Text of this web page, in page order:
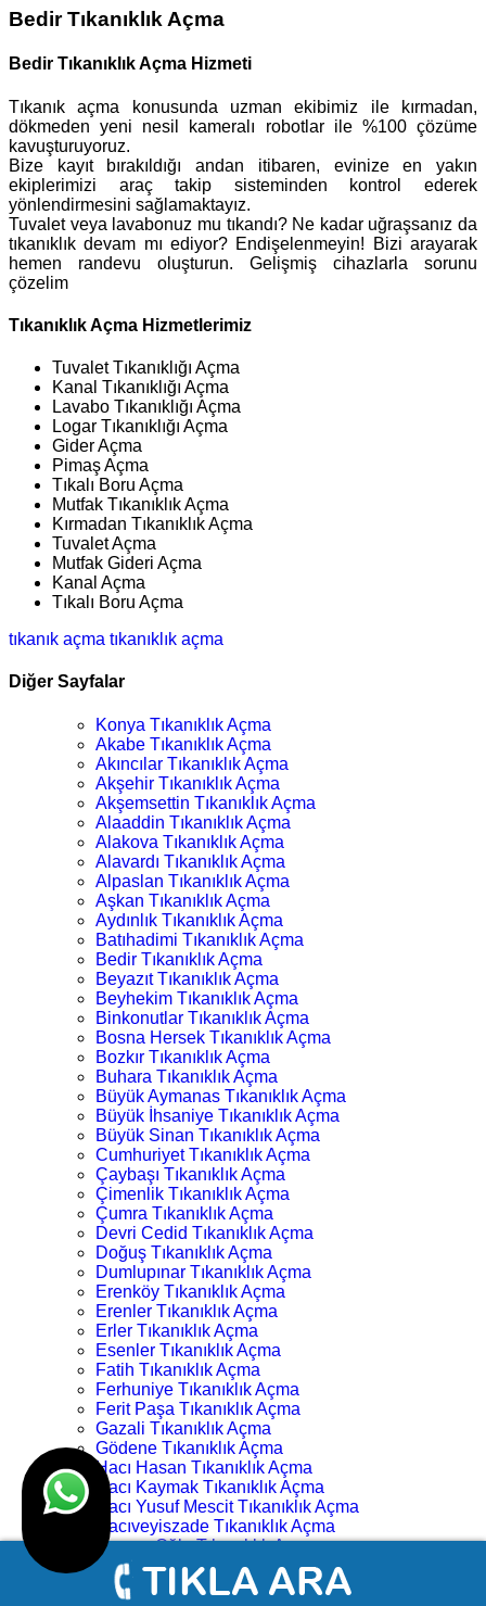
Bedir Tıkanıklık Açma
Bedir Tıkanıklık Açma Hizmeti
Tıkanık açma konusunda uzman ekibimiz ile kırmadan,
dökmeden yeni nesil kameralı robotlar ile %100 çözüme
kavuşturuyoruz.
Bize kayıt bırakıldığı andan itibaren, evinize en yakın
ekiplerimizi araç takip sisteminden kontrol ederek
yönlendirmesini sağlamaktayız.
Tuvalet veya lavabonuz mu tıkandı? Ne kadar uğraşsanız da
tıkanıklık devam mı ediyor? Endişelenmeyin! Bizi arayarak
hemen randevu oluşturun. Gelişmiş cihazlarla sorunu
çözelim
Tıkanıklık Açma Hizmetlerimiz
Tuvalet Tıkanıklığı Açma
Kanal Tıkanıklığı Açma
Lavabo Tıkanıklığı Açma
Logar Tıkanıklığı Açma
Gider Açma
Pimaş Açma
Tıkalı Boru Açma
Mutfak Tıkanıklık Açma
Kırmadan Tıkanıklık Açma
Tuvalet Açma
Mutfak Gideri Açma
Kanal Açma
Tıkalı Boru Açma
tıkanık açma tıkanıklık açma
Diğer Sayfalar
Konya Tıkanıklık Açma
Akabe Tıkanıklık Açma
Akıncılar Tıkanıklık Açma
Akşehir Tıkanıklık Açma
Akşemsettin Tıkanıklık Açma
Alaaddin Tıkanıklık Açma
Alakova Tıkanıklık Açma
Alavardı Tıkanıklık Açma
Alpaslan Tıkanıklık Açma
Aşkan Tıkanıklık Açma
Aydınlık Tıkanıklık Açma
Batıhadimi Tıkanıklık Açma
Bedir Tıkanıklık Açma
Beyazıt Tıkanıklık Açma
Beyhekim Tıkanıklık Açma
Binkonutlar Tıkanıklık Açma
Bosna Hersek Tıkanıklık Açma
Bozkır Tıkanıklık Açma
Buhara Tıkanıklık Açma
Büyük Aymanas Tıkanıklık Açma
Büyük İhsaniye Tıkanıklık Açma
Büyük Sinan Tıkanıklık Açma
Cumhuriyet Tıkanıklık Açma
Çaybaşı Tıkanıklık Açma
Çimenlik Tıkanıklık Açma
Çumra Tıkanıklık Açma
Devri Cedid Tıkanıklık Açma
Doğuş Tıkanıklık Açma
Dumlupınar Tıkanıklık Açma
Erenköy Tıkanıklık Açma
Erenler Tıkanıklık Açma
Erler Tıkanıklık Açma
Esenler Tıkanıklık Açma
Fatih Tıkanıklık Açma
Ferhuniye Tıkanıklık Açma
Ferit Paşa Tıkanıklık Açma
Gazali Tıkanıklık Açma
Gödene Tıkanıklık Açma
Hacı Hasan Tıkanıklık Açma
Hacı Kaymak Tıkanıklık Açma
Hacı Yusuf Mescit Tıkanıklık Açma
Hacıveyiszade Tıkanıklık Açma
Hamza Oğlu Tıkanıklık Açma
Hanay Başı Tıkanıklık Açma
Harmancık Tıkanıklık Açma